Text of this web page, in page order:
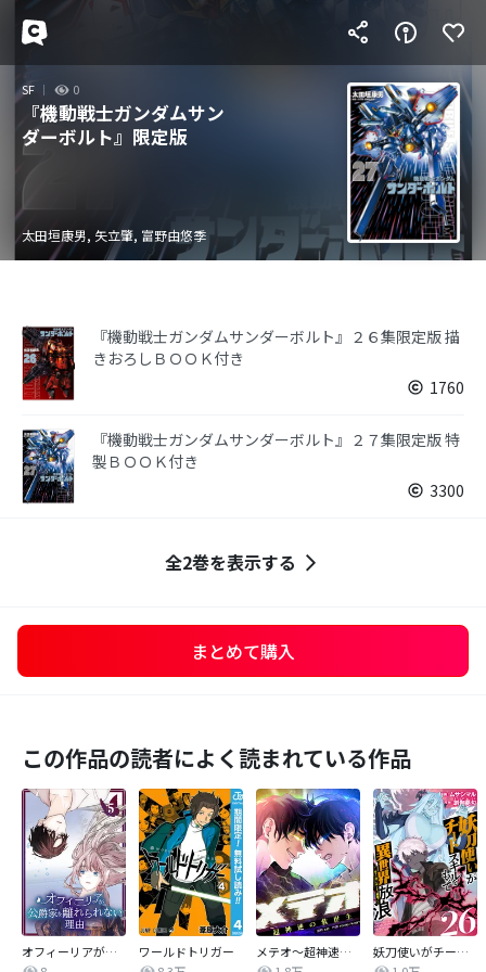
SF 0
『機動戦士ガンダムサン
ダーボルト』限定版
太田垣康男, 矢立肇, 富野由悠季
『機動戦士ガンダムサンダーボルト』２６集限定版 描
きおろしＢＯＯＫ付き
1760
『機動戦士ガンダムサンダーボルト』２７集限定版 特
製ＢＯＯＫ付き
3300
全2巻を表示する
まとめて購入
この作品の読者によく読まれている作品
オフィーリアが公爵家を離れられない理由【単行本版】
ワールドトリガー
メテオ～超神速の救世主～【タテヨミ】
妖刀使いがチートスキルをもって異世界放浪 ～生まれ持ったチートは最強！！～